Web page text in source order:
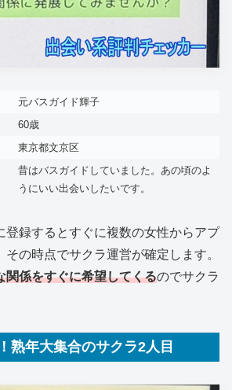
元バスガイド輝子
60歳
東京都文京区
昔はバスガイドしていました。あの頃のよ
うにいい出会いしたいです。
登録するとすぐに複数の女性からアプ
その時点でサクラ運営が確定します。
関係をすぐに希望してくるのでサクラ
熟年大集合のサクラ2人目